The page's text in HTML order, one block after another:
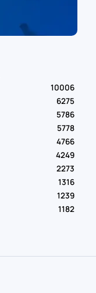
10006
6275
5786
5778
4766
4249
2273
1316
1239
1182